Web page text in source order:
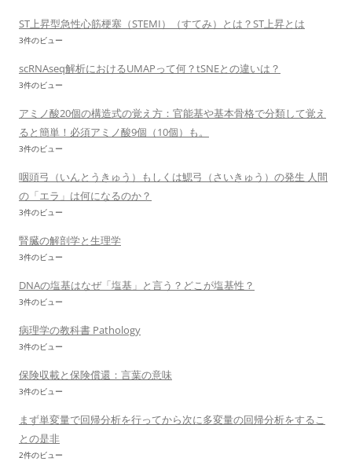
ST上昇型急性心筋梗塞（STEMI）（すてみ）とは？ST上昇とは
3件のビュー
scRNAseq解析におけるUMAPって何？tSNEとの違いは？
3件のビュー
アミノ酸20個の構造式の覚え方：官能基や基本骨格で分類して覚え
ると簡単！必須アミノ酸9個（10個）も。
3件のビュー
咽頭弓（いんとうきゅう）もしくは鰓弓（さいきゅう）の発生 人間
の「エラ」は何になるのか？
3件のビュー
腎臓の解剖学と生理学
3件のビュー
DNAの塩基はなぜ「塩基」と言う？どこが塩基性？
3件のビュー
病理学の教科書 Pathology
3件のビュー
保険収載と保険償還：言葉の意味
3件のビュー
まず単変量で回帰分析を行ってから次に多変量の回帰分析をするこ
との是非
2件のビュー